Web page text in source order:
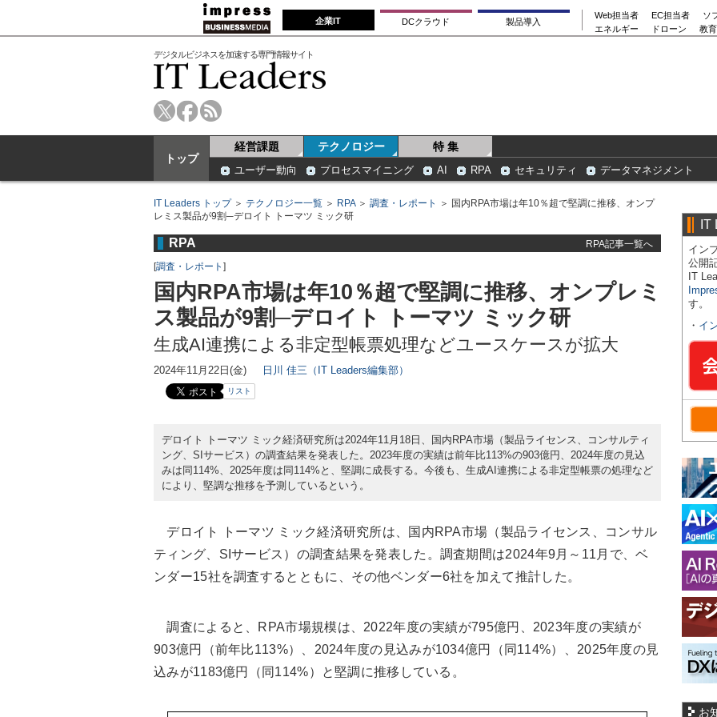
企業IT DCクラウド 製品導入
Web担当者 EC担当者
ソ
エネルギー
ドローン 教
デジタルビジネスを加速する専門情報サイト
トップ
経営課題 テクノロジー 特 集
ユーザー動向 プロセスマイニング AI RPA セキュリティ データマネジメント
IT Leaders トップ＞ テクノロジー一覧 ＞ RPA＞ 調査・レポート
＞ 国内RPA市場は年10％超で堅調に推移、オンプ
レミス製品が9割─デロイト トーマツ ミック研
RPA
RPA記事一覧へ
[調査・レポート ]
国内RPA市場は年10％超で堅調に推移、オンプレミ
ス製品が9割─デロイト トーマツ ミック研
生成AI連携による非定型帳票処理などユースケースが拡大
2024年11月22日(金) 日川 佳三（IT Leaders編集部）
リスト
デロイト トーマツ ミック経済研究所は2024年11月18日、国内RPA市場（製品ライセンス、コンサルティ
ング、SIサービス）の調査結果を発表した。2023年度の実績は前年比113%の903億円、2024年度の見込
みは同114%、2025年度は同114%と、堅調に成長する。今後も、生成AI連携による非定型帳票の処理など
により、堅調な推移を予測しているという。
デロイト トーマツ ミック経済研究所は、国内RPA市場（製品ライセンス、コンサル
ティング、SIサービス）の調査結果を発表した。調査期間は2024年9月～11月で、ベ
ンダー15社を調査するとともに、その他ベンダー6社を加えて推計した。
調査によると、RPA市場規模は、2022年度の実績が795億円、2023年度の実績が
903億円（前年比113%）、2024年度の見込みが1034億円（同114%）、2025年度の見
込みが1183億円（同114%）と堅調に推移している。
IT
イン
公開
IT
す。
・ イ
お